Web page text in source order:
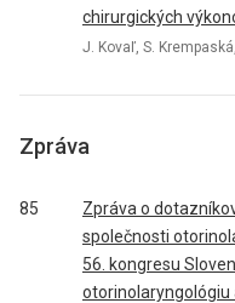
chirurgických
J. Kovaľ, S.
Zpráva
85
Zpráva o
společnosti
56. kongresu
otorinolaryngológiu